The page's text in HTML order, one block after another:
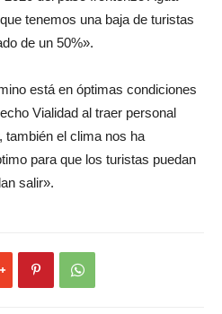
tenemos una baja de turistas
de un 50%».
está en óptimas condiciones
Vialidad al traer personal
también el clima nos ha
para que los turistas puedan
salir».